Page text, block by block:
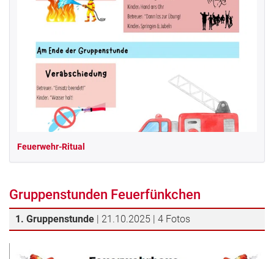
Feuerwehr-Ritual
Gruppenstunden Feuerfünkchen
1. Gruppenstunde | 21.10.2025 | 4 Fotos